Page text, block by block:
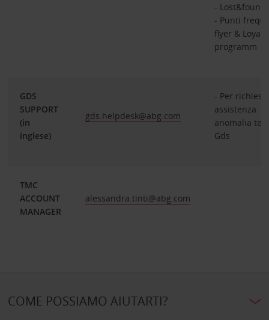
- Lost&found
- Punti
flyer &
programm
GDS
SUPPORT
(in
inglese)
gds.helpdesk@abg.com
- Per
assistenza
anomalia
Gds
TMC
ACCOUNT
MANAGER
alessandra.tinti@abg.com
COME POSSIAMO AIUTARTI?